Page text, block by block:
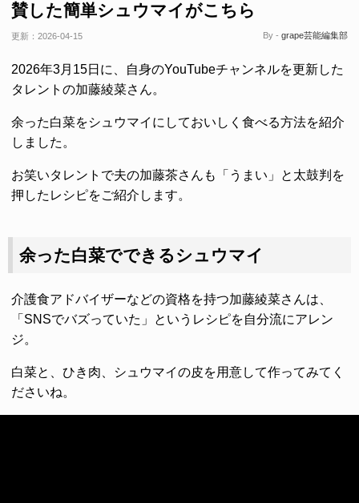
賛した簡単シュウマイがこちら
更新： 2026-04-15 By - grape芸能編集部
2026年3月15日に、自身のYouTubeチャンネルを更新した
タレントの加藤綾菜さん。
余った白菜をシュウマイにしておいしく食べる方法を紹介
しました。
お笑いタレントで夫の加藤茶さんも「うまい」と太鼓判を
押したレシピをご紹介します。
余った白菜でできるシュウマイ
介護食アドバイザーなどの資格を持つ加藤綾菜さんは、
「SNSでバズっていた」というレシピを自分流にアレン
ジ。
白菜と、ひき肉、シュウマイの皮を用意して作ってみてく
ださいね。